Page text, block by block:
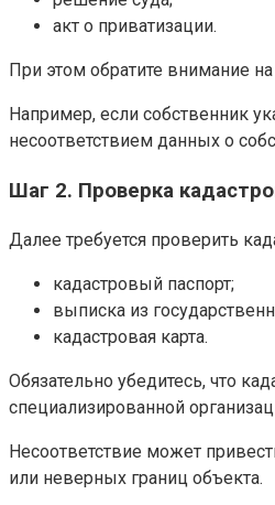
акт о приватизации.
При этом обратите внимание
Например, если собственник
несоответствием данных о
Шаг 2. Проверка
Далее требуется проверить
кадастровый паспорт;
выписка из
кадастровая карта.
Обязательно убедитесь, что
специализированной
Несоответствие может
или неверных границ объекта.